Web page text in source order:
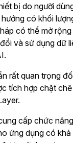
bị do người
có khối
có thể mở
và sử dụng dữ
rất quan trọng
tích hợp chặt
cấp chức
ứng dụng có